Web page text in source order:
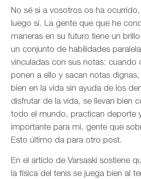
No sé si a vosotros os ha
luego sí. La gente que que he
maneras en su futuro tiene un
un conjunto de habilidades
vinculadas con sus notas: cuando
ponen a ello y sacan notas
bien en la vida sin ayuda de los
disfrutar de la vida, se llevan bien
todo el mundo, practican deporte
importante para mi, gente que
Esto último da para otro post.
En el artíclo deVarsaski sostiene
la física del tenis se juega bien al